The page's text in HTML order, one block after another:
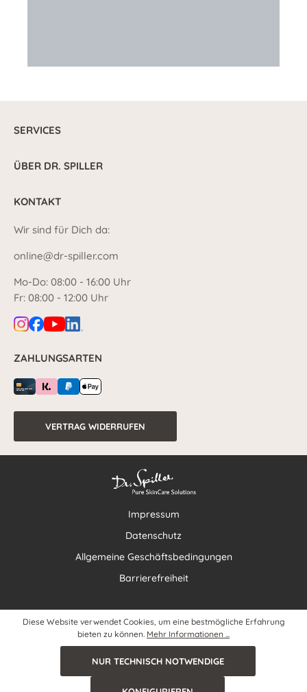
SERVICES
ÜBER DR. SPILLER
KONTAKT
Wir sind für Dich da:
online@dr-spiller.com
Mo-Do: 08:00 - 16:00 Uhr
Fr: 08:00 - 12:00 Uhr
ZAHLUNGSARTEN
VERTRAG WIDERRUFEN
Impressum
Datenschutz
Allgemeine Geschäftsbedingungen
Barrierefreiheit
Diese Website verwendet Cookies, um eine bestmögliche Erfahrung
bieten zu können. Mehr Informationen ...
NUR TECHNISCH NOTWENDIGE